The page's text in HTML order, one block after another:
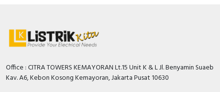
Office : CITRA TOWERS KEMAYORAN Lt.15 Unit K & L Jl. Benyamin Suaeb
Kav. A6, Kebon Kosong Kemayoran, Jakarta Pusat 10630